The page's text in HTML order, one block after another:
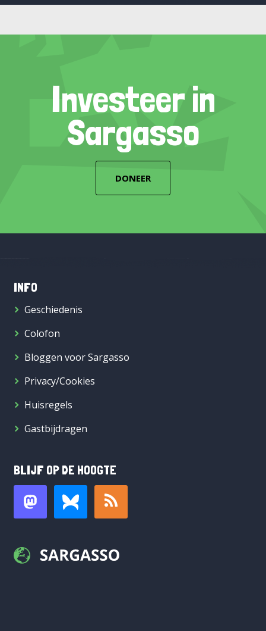
Investeer in
Sargasso
DONEER
INFO
Geschiedenis
Colofon
Bloggen voor Sargasso
Privacy/Cookies
Huisregels
Gastbijdragen
BLIJF OP DE HOOGTE